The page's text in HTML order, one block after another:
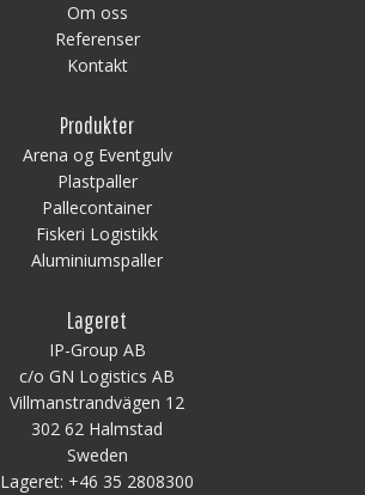
Om oss
Referenser
Kontakt
Produkter
Arena og Eventgulv
Plastpaller
Pallecontainer
Fiskeri Logistikk
Aluminiumspaller
Lageret
IP-Group AB
c/o GN Logistics AB
Villmanstrandvägen 12
302 62 Halmstad
Sweden
Lageret: +46 35 2808300